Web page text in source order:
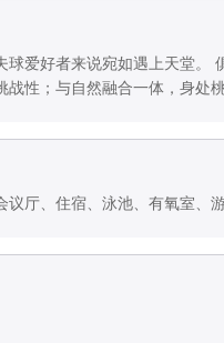
爱好者来说宛如遇上天堂。
性；与自然融合一体，身处
厅、住宿、泳池、有氧室、